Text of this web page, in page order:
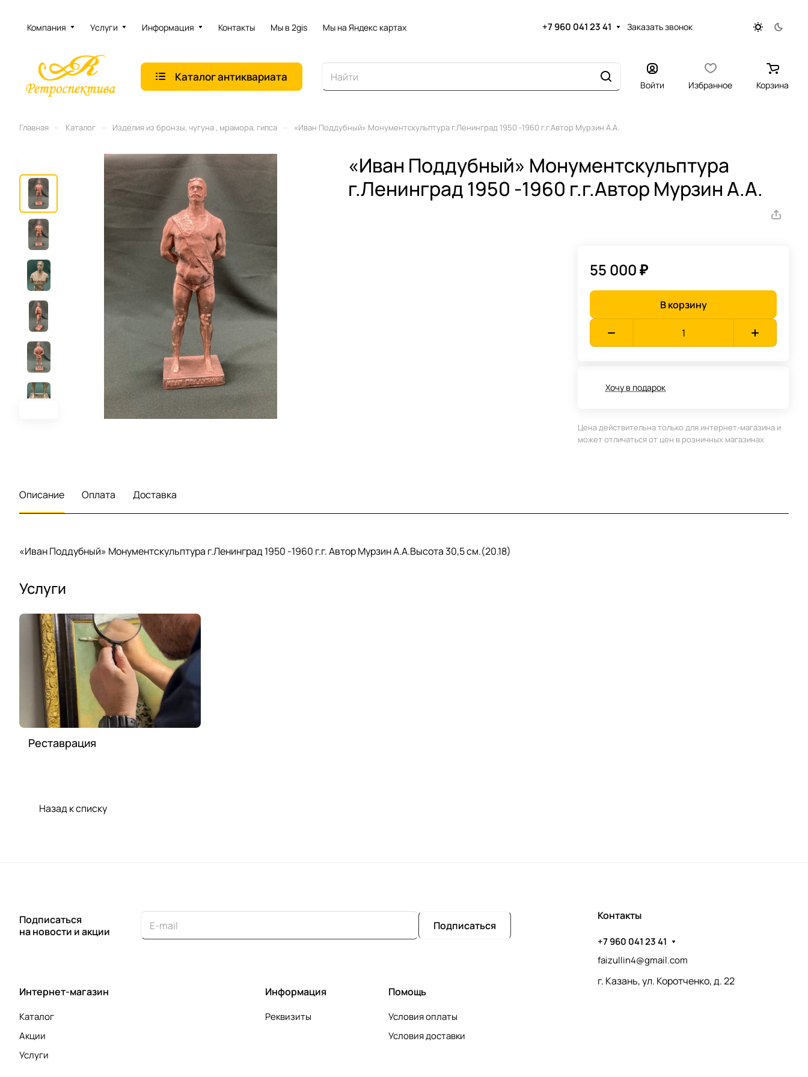
Компания Услуги Информация Контакты Мы в 2gis Мы на Яндекс картах +7 960 041 23 41 Заказать звонок
Каталог антиквариата
Войти Избранное Корзина
Главная Каталог Изделия из бронзы, чугуна , мрамора, гипса «Иван Поддубный» Монументскульптура г.Ленинград 1950 -1960 г.г.Автор Мурзин А.А.
«Иван Поддубный» Монументскульптура
г.Ленинград 1950 -1960 г.г.Автор Мурзин А.А.
55 000 ₽
В корзину
Хочу в подарок
Цена действительна только для интернет-магазина и
может отличаться от цен в розничных магазинах
Описание Оплата Доставка
«Иван Поддубный» Монументскульптура г.Ленинград 1950 -1960 г.г. Автор Мурзин А.А.Высота 30,5 см.(20.18)
Услуги
Реставрация
Назад к списку
Подписаться
на новости и акции
Подписаться
Интернет-магазин
Каталог
Акции
Услуги
Информация
Реквизиты
Помощь
Условия оплаты
Условия доставки
Контакты
+7 960 041 23 41
faizullin4@gmail.com
г. Казань, ул. Коротченко, д. 22